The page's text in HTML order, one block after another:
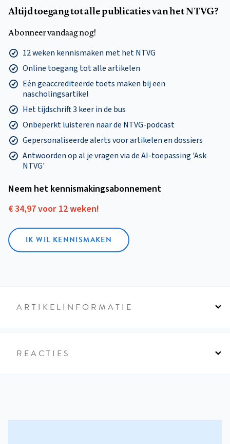
Altijd toegang tot alle publicaties van het NTVG?
Abonneer vandaag nog!
12 weken kennismaken met het NTVG
Online toegang tot alle artikelen
Eén geaccrediteerde toets maken bij een
nascholingsartikel
Het tijdschrift 3 keer in de bus
Onbeperkt luisteren naar de NTVG-podcast
Gepersonaliseerde alerts voor artikelen en dossiers
Antwoorden op al je vragen via de AI-toepassing 'Ask
NTVG'
Neem het kennismakings­abonnement
€ 34,97 voor 12 weken!
IK WIL KENNISMAKEN
ARTIKELINFORMATIE
REACTIES